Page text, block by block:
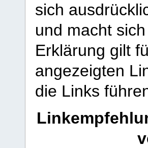
sich
und macht
Erklärung gilt
angezeigten
die Links